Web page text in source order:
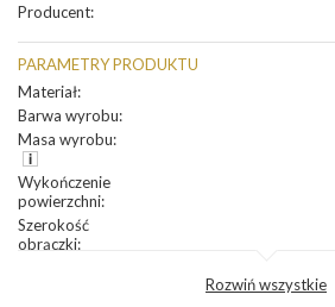
Producent:
PARAMETRY PRODUKTU
Materiał:
Barwa wyrobu:
Masa wyrobu:
Wykończenie
powierzchni:
Szerokość
obrączki:
Rozwiń wszystkie